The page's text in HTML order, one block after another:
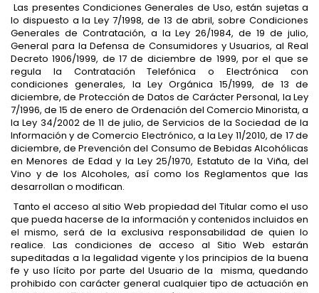
Las presentes Condiciones Generales de Uso, están sujetas a
lo dispuesto a la Ley 7/1998, de 13 de abril, sobre Condiciones
Generales de Contratación, a la Ley 26/1984, de 19 de julio,
General para la Defensa de Consumidores y Usuarios, al Real
Decreto 1906/1999, de 17 de diciembre de 1999, por el que se
regula la Contratación Telefónica o Electrónica con
condiciones generales, la Ley Orgánica 15/1999, de 13 de
diciembre, de Protección de Datos de Carácter Personal, la Ley
7/1996, de 15 de enero de Ordenación del Comercio Minorista, a
la Ley 34/2002 de 11 de julio, de Servicios de la Sociedad de la
Información y de Comercio Electrónico, a la Ley 11/2010, de 17 de
diciembre, de Prevención del Consumo de Bebidas Alcohólicas
en Menores de Edad y la Ley 25/1970, Estatuto de la Viña, del
Vino y de los Alcoholes, así como los Reglamentos que las
desarrollan o modifican.
Tanto el acceso al sitio Web propiedad del Titular como el uso
que pueda hacerse de la información y contenidos incluidos en
el mismo, será de la exclusiva responsabilidad de quien lo
realice. Las condiciones de acceso al Sitio Web estarán
supeditadas a la legalidad vigente y los principios de la buena
fe y uso lícito por parte del Usuario de la misma, quedando
prohibido con carácter general cualquier tipo de actuación en